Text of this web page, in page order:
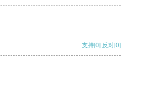
支持[0] 反对[0]